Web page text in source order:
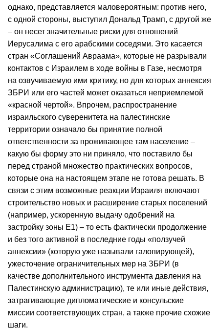
однако, представляется маловероятным: против него,
с одной стороны, выступил Дональд Трамп, с другой же
– он несет значительные риски для отношений
Иерусалима с его арабскими соседями. Это касается
стран «Соглашений Авраама», которые не разрывали
контактов с Израилем в ходе войны в Газе, несмотря
на озвучиваемую ими критику, но для которых аннексия
ЗБРИ или его частей может оказаться неприемлемой
«красной чертой». Впрочем, распространение
израильского суверенитета на палестинские
территории означало бы принятие полной
ответственности за проживающее там население –
какую бы форму это ни приняло, что поставило бы
перед страной множество практических вопросов,
которые она на настоящем этапе не готова решать. В
связи с этим возможные реакции Израиля включают
строительство новых и расширение старых поселений
(например, ускоренную выдачу одобрений на
застройку зоны Е1) – то есть фактически продолжение
и без того активной в последние годы «ползучей
аннексии» (которую уже называли галопирующей),
ужесточение ограничительных мер на ЗБРИ (в
качестве дополнительного инструмента давления на
Палестинскую администрацию), те или иные действия,
затрагивающие дипломатические и консульские
миссии соответствующих стран, а также прочие схожие
шаги.